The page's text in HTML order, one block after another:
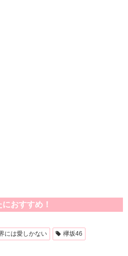
におすすめ！
には愛しかない
欅坂46